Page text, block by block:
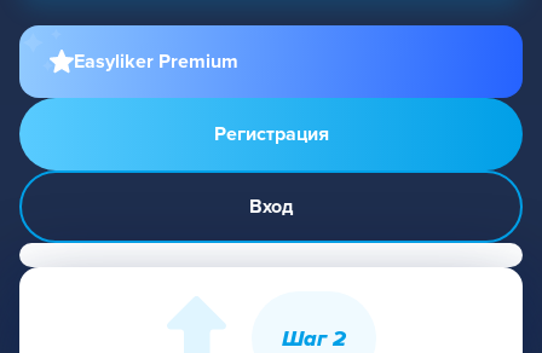
Easyliker Premium
Регистрация
Вход
Шаг 2